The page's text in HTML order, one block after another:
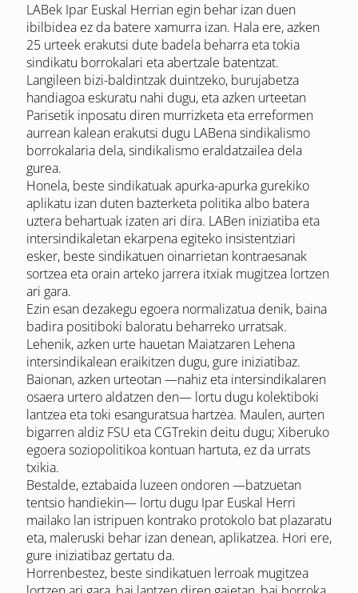
LABek Ipar Euskal Herrian egin behar izan duen
ibilbidea ez da batere xamurra izan. Hala ere, azken
25 urteek erakutsi dute badela beharra eta tokia
sindikatu borrokalari eta abertzale batentzat.
Langileen bizi-baldintzak duintzeko, burujabetza
handiagoa eskuratu nahi dugu, eta azken urteetan
Parisetik inposatu diren murrizketa eta erreformen
aurrean kalean erakutsi dugu LABena sindikalismo
borrokalaria dela, sindikalismo eraldatzailea dela
gurea.
Honela, beste sindikatuak apurka-apurka gurekiko
aplikatu izan duten bazterketa politika albo batera
uztera behartuak izaten ari dira. LABen iniziatiba eta
intersindikaletan ekarpena egiteko insistentziari
esker, beste sindikatuen oinarrietan kontraesanak
sortzea eta orain arteko jarrera itxiak mugitzea lortzen
ari gara.
Ezin esan dezakegu egoera normalizatua denik, baina
badira positiboki baloratu beharreko urratsak.
Lehenik, azken urte hauetan Maiatzaren Lehena
intersindikalean eraikitzen dugu, gure iniziatibaz.
Baionan, azken urteotan —nahiz eta intersindikalaren
osaera urtero aldatzen den— lortu dugu kolektiboki
lantzea eta toki esanguratsua hartzea. Maulen, aurten
bigarren aldiz FSU eta CGTrekin deitu dugu; Xiberuko
egoera soziopolitikoa kontuan hartuta, ez da urrats
txikia.
Bestalde, eztabaida luzeen ondoren —batzuetan
tentsio handiekin— lortu dugu Ipar Euskal Herri
mailako lan istripuen kontrako protokolo bat plazaratu
eta, maleruski behar izan denean, aplikatzea. Hori ere,
gure iniziatibaz gertatu da.
Horrenbestez, beste sindikatuen lerroak mugitzea